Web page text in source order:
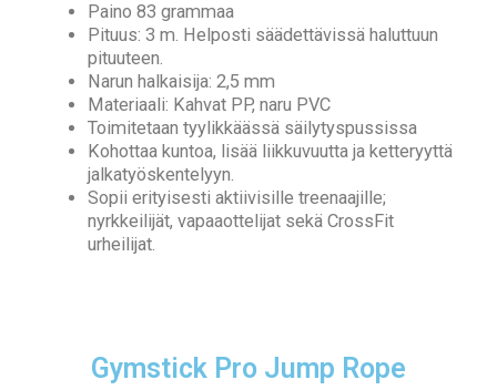
Paino 83 grammaa
Pituus: 3 m. Helposti säädettävissä haluttuun
pituuteen.
Narun halkaisija: 2,5 mm
Materiaali: Kahvat PP, naru PVC
Toimitetaan tyylikkäässä säilytyspussissa
Kohottaa kuntoa, lisää liikkuvuutta ja ketteryyttä
jalkatyöskentelyyn.
Sopii erityisesti aktiivisille treenaajille;
nyrkkeilijät, vapaaottelijat sekä CrossFit
urheilijat.
Gymstick Pro Jump Rope